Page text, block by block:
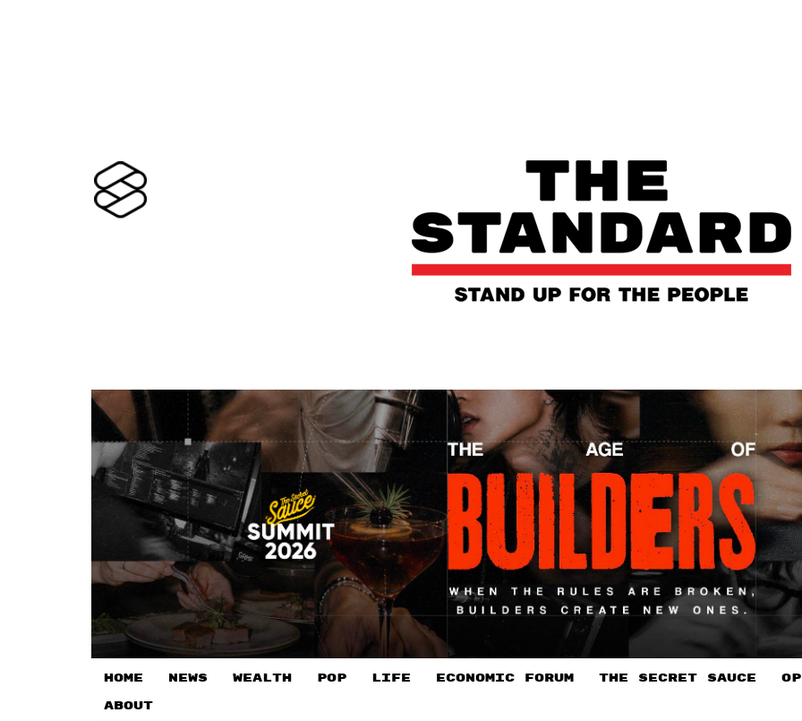
HOME NEWS WEALTH POP LIFE ECONOMIC FORUM THE SECRET SAUCE​
ABOUT